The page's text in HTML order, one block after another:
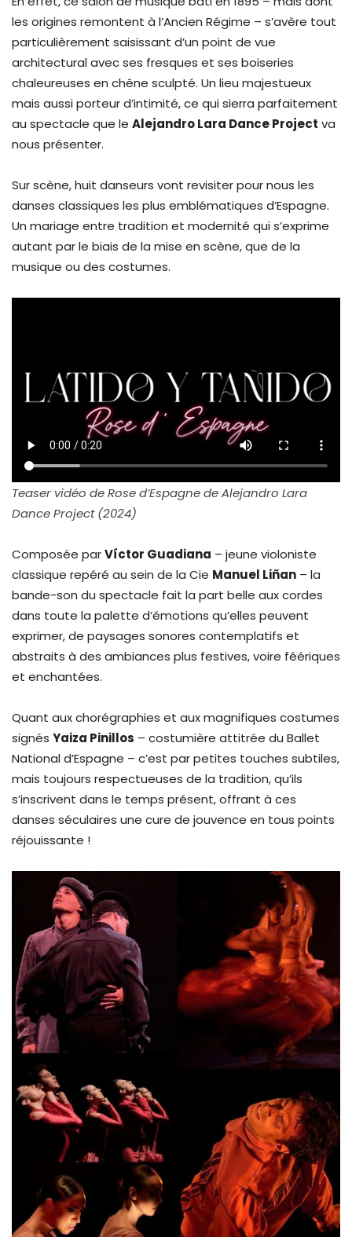
les origines remontent à l’Ancien Régime – s’avère tout
particulièrement saisissant d’un point de vue
architectural avec ses fresques et ses boiseries
chaleureuses en chêne sculpté. Un lieu majestueux
mais aussi porteur d’intimité, ce qui sierra parfaitement
au spectacle que le Alejandro Lara Dance Project va
nous présenter.
Sur scène, huit danseurs vont revisiter pour nous les
danses classiques les plus emblématiques d’Espagne.
Un mariage entre tradition et modernité qui s’exprime
autant par le biais de la mise en scène, que de la
musique ou des costumes.
Teaser vidéo de Rose d’Espagne de Alejandro Lara
Dance Project (2024)
Composée parVíctor Guadiana – jeune violoniste
classique repéré au sein de la Cie Manuel Liñan – la
bande-son du spectacle fait la part belle aux cordes
dans toute la palette d’émotions qu’elles peuvent
exprimer, de paysages sonores contemplatifs et
abstraits à des ambiances plus festives, voire féériques
et enchantées.
Quant aux chorégraphies et aux magnifiques costumes
signés Yaiza Pinillos – costumière attitrée du Ballet
National d’Espagne – c’est par petites touches subtiles,
mais toujours respectueuses de la tradition, qu’ils
s’inscrivent dans le temps présent, offrant à ces
danses séculaires une cure de jouvence en tous points
réjouissante !